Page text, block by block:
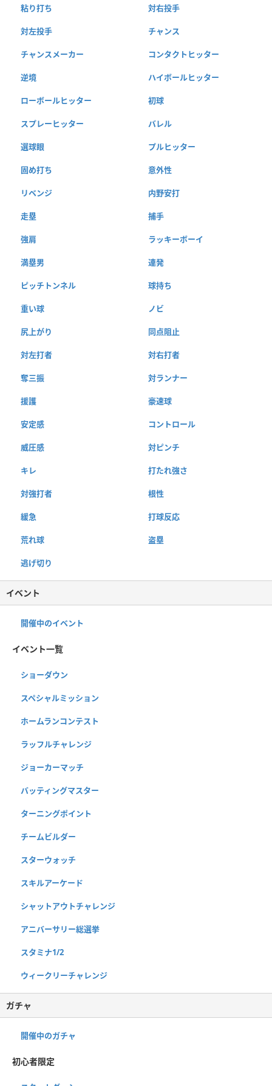
粘り打ち 対右投手
対左投手 チャンス
チャンスメーカー コンタクトヒッター
逆境 ハイボールヒッター
ローボールヒッター 初球
スプレーヒッター バレル
選球眼 プルヒッター
固め打ち 意外性
リベンジ 内野安打
走塁 捕手
強肩 ラッキーボーイ
満塁男 連発
ピッチトンネル 球持ち
重い球 ノビ
尻上がり 同点阻止
対左打者 対右打者
奪三振 対ランナー
援護 豪速球
安定感 コントロール
威圧感 対ピンチ
キレ 打たれ強さ
対強打者 根性
緩急 打球反応
荒れ球 盗塁
逃げ切り
イベント
開催中のイベント
イベント一覧
ショーダウン
スペシャルミッション
ホームランコンテスト
ラッフルチャレンジ
ジョーカーマッチ
バッティングマスター
ターニングポイント
チームビルダー
スターウォッチ
スキルアーケード
シャットアウトチャレンジ
アニバーサリー総選挙
スタミナ1/2
ウィークリーチャレンジ
ガチャ
開催中のガチャ
初心者限定